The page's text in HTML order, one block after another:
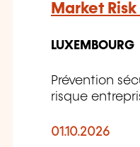
Market
LUXEMBOURG
Prévention
risque
01.10.2026